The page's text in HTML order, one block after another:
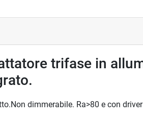
trifase in
dimmerabile. Ra>80 e con